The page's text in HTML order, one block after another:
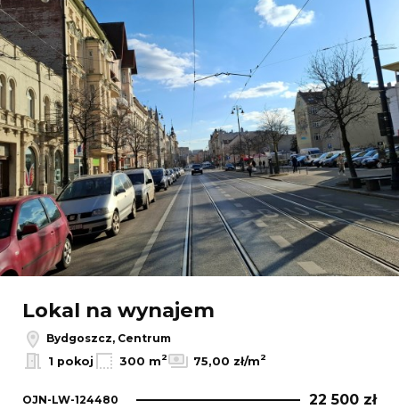
Lokal na wynajem
Bydgoszcz, Centrum
1 pokoj
300 m2 75,00 zł/m2
OJN-LW-124480 22 500 zł